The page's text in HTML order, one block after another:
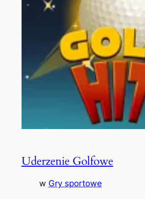
Uderzenie Golfowe
w Gry sportowe